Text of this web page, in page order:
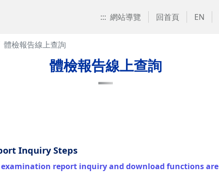
::: 網站導覽 回首頁 EN
體檢報告線上查詢
體檢報告線上查詢
Inquiry Steps
examination report inquiry and download functions are